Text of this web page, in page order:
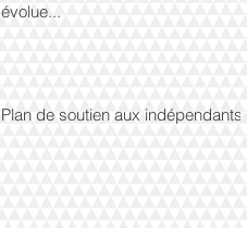
évolue...
Plan de soutien aux indépendants